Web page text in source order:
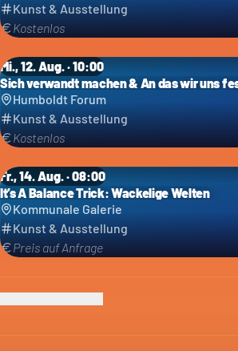
Kunst & Ausstellung
Kostenlos
Mi., 12. Aug. · 10:00
Sich verwandt machen & An das wir uns
Humboldt Forum
Kunst & Ausstellung
Kostenlos
Fr., 14. Aug. · 08:00
It’s A Balance Trick: Wackelige Welten
Kommunale Galerie
Kunst & Ausstellung
Preis auf Anfrage